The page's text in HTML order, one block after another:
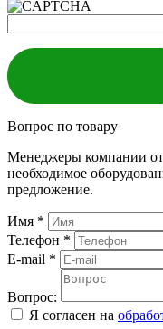
Вопрос по товару
Менеджеры компании
необходимое
предложение.
Имя *
Телефон *
E-mail *
Вопрос:
Я согласен на